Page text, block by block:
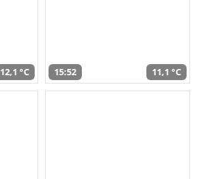
12,1 °C 15:52 11,1 °C